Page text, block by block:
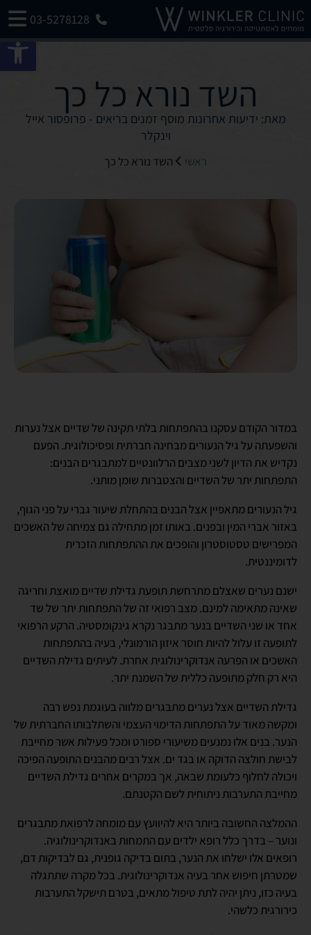
03-5278128
השד נורא כל כך
מאת: ידיעות אחרונות מוסף זמנים בריאים - פרופסור אייל
וינקלר
ראשי השד נורא כל כך
במדור הקודם עסקנו בהתפתחות בלתי תקינה של שדיים אצל נערות
והשפעתה על גיל הנעורים מבחינה חברתית ופסיכולוגית. הפעם
נקדיש את הדיון לשני מצבים הרלוונטיים למתבגרים הבנים:
התפתחות יתר של השדיים והצטברות שומן מותני.
גיל הנעורים מתאפיין אצל הבנים בהתחלת שיעור גברי על פני הגוף,
באזור אברי המין ובפנים. באותו זמן מתחילה גם צמיחה של האשכים
המפרישים טסטוסטרון והופכים את ההתפתחות הזכרית
לדומיננטית.
ישנם נערים שאצלם מתרחשת תופעת גדילת שדיים מואצת וחריגה
שאינה מתאימה למינם. מצב רפואי זה של התפתחות יתר של שד
אחד או שני השדיים בנער מתבגר נקרא גינקומסטיה. הרקע הרפואי
לתופעה זו עלול להיות חוסר איזון הורמונלי, בעיה בהתפתחות
האשכים או הפרעה אנדוקרינולוגית אחרת. לעיתים גדילת השדיים
היא רק חלק מתופעה כללית של השמנת יתר.
גדילת השדיים אצל נערים מתבגרים מלווה בעוגמת נפש רבה
ומקשה מאוד על התפתחות הדימוי העצמי והשתלבותו החברתית של
הנער. בנים אלו נמנעים משיעורי ספורט ומכל פעילות אשר מחייבת
לבישת חולצה הדוקה או בגד ים. אצל רבים מהבנים התופעה הפיכה
ויכולה לחלוף כלעומת שבאה, אך במקרים אחרים גדילת השדיים
מחייבת התערבות ניתוחית לשם הקטנתם.
ההמלצה החשובה ביותר היא להיוועץ עם מומחה לרפואת מתבגרים
ונוער – בדרך כלל רופא ילדים עם התמחות באנדוקרינולוגיה.
רופאים אלו ישלחו את הנער, בתום בדיקה גופנית, גם לבדיקות דם,
שמטרתן חיפוש אחר בעיה אנדוקרינולוגית. בכל מקרה שתתגלה
בעיה כזו, ניתן יהיה לתת טיפול מתאים, בטרם תישקל התערבות
כירורגית כלשהי.